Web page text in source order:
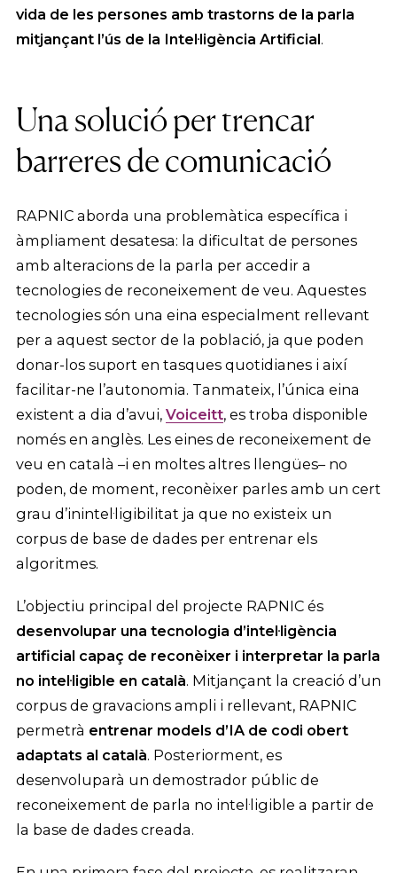
vida de les persones amb trastorns de la parla
mitjançant l’ús de la Intel·ligència Artificial.
Una solució per trencar
barreres de comunicació
RAPNIC aborda una problemàtica específica i
àmpliament desatesa: la dificultat de persones
amb alteracions de la parla per accedir a
tecnologies de reconeixement de veu. Aquestes
tecnologies són una eina especialment rellevant
per a aquest sector de la població, ja que poden
donar-los suport en tasques quotidianes i així
facilitar-ne l’autonomia. Tanmateix, l’única eina
existent a dia d’avui, Voiceitt, es troba disponible
només en anglès. Les eines de reconeixement de
veu en català –i en moltes altres llengües– no
poden, de moment, reconèixer parles amb un cert
grau d’inintel·ligibilitat ja que no existeix un
corpus de base de dades per entrenar els
algoritmes.
L’objectiu principal del projecte RAPNIC és
desenvolupar una tecnologia d’intel·ligència
artificial capaç de reconèixer i interpretar la parla
no intel·ligible en català. Mitjançant la creació d’un
corpus de gravacions ampli i rellevant, RAPNIC
permetrà entrenar models d’IA de codi obert
adaptats al català. Posteriorment, es
desenvoluparà un demostrador públic de
reconeixement de parla no intel·ligible a partir de
la base de dades creada.